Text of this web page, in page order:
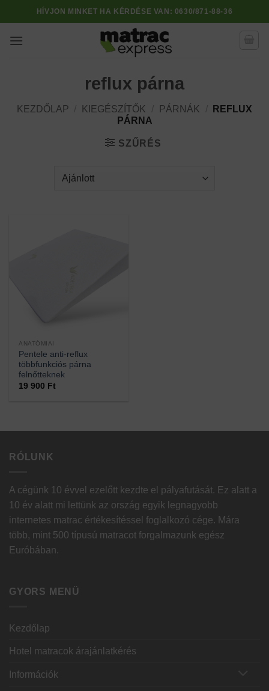
to
content
HÍVJON MINKET HA KÉRDÉSE VAN: 0630/871-88-36
reflux párna
KEZDŐLAP KIEGÉSZÍTŐK PÁRNÁK
REFLUX
PÁRNA
SZŰRÉS
ANATÓMIAI
Pentele anti-reflux
többfunkciós párna
felnőtteknek
19 900 Ft
RÓLUNK
A cégünk 10 évvel ezelőtt kezdte el pályafutását. Ez alatt a
10 év alatt mi lettünk az ország egyik legnagyobb
internetes matrac értékesítéssel foglalkozó cége. Mára
több, mint 500 típusú matracot forgalmazunk egész
Euróbában.
GYORS MENÜ
Kezdőlap
Hotel matracok árajánlatkérés
Információk